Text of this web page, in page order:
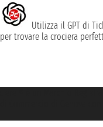
Utilizza il GPT di
per trovare la crociera